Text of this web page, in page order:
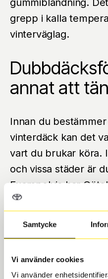
Samtycke
Vi använder cookies
Vi använder
gummiblandning.
grepp i kalla
vinterväglag.
annat att
Innan du
vinterdäck kan det
vart du brukar köra.
och vissa städer är
Exempelvis har
dubbdäcksförbud på
och regler som
planerar att köra